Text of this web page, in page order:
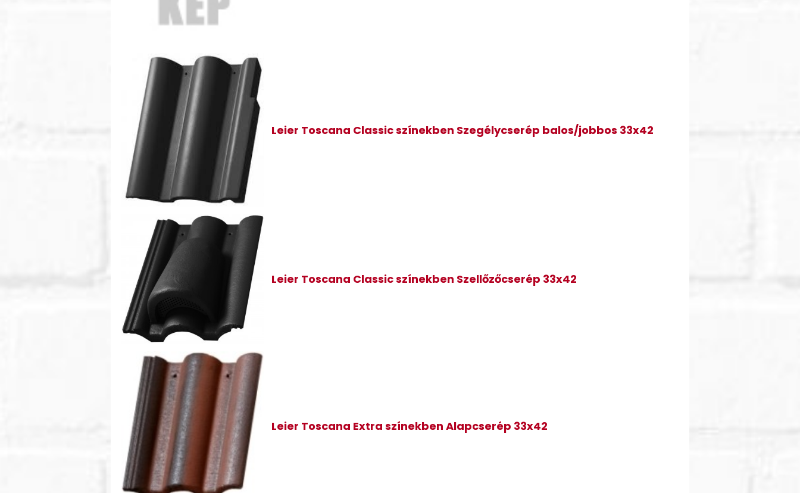
Leier Toscana Classic színekben Szegélycserép balos/jobbos 33x42
Leier Toscana Classic színekben Szellőzőcserép 33x42
Leier Toscana Extra színekben Alapcserép 33x42